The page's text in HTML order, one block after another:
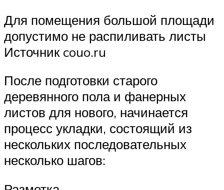
Для помещения большой площади
допустимо не распиливать листы
Источник couo.ru
После подготовки старого
деревянного пола и фанерных
листов для нового, начинается
процесс укладки, состоящий из
нескольких последовательных
несколько шагов: